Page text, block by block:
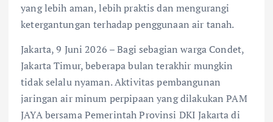
yang lebih aman, lebih praktis dan mengurangi
ketergantungan terhadap penggunaan air tanah.
Jakarta, 9 Juni 2026 – Bagi sebagian warga Condet,
Jakarta Timur, beberapa bulan terakhir mungkin
tidak selalu nyaman. Aktivitas pembangunan
jaringan air minum perpipaan yang dilakukan PAM
JAYA bersama Pemerintah Provinsi DKI Jakarta di